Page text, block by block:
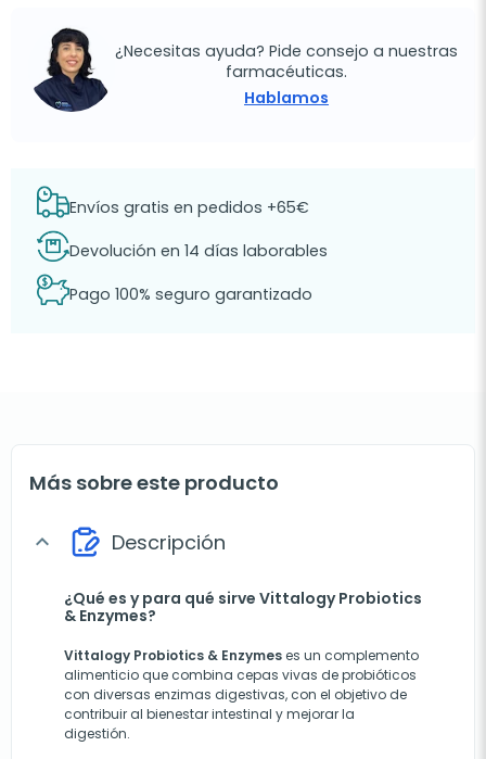
¿Necesitas ayuda? Pide consejo a nuestras
farmacéuticas.
Hablamos
Envíos gratis en pedidos +65€
Devolución en 14 días laborables
Pago 100% seguro garantizado
Más sobre este producto
expand_more Descripción
¿Qué es y para qué sirve Vittalogy Probiotics
& Enzymes?
Vittalogy Probiotics & Enzymeses un complemento
alimenticio que combina cepas vivas de probióticos
con diversas enzimas digestivas, con el objetivo de
contribuir al bienestar intestinal y mejorar la
digestión.